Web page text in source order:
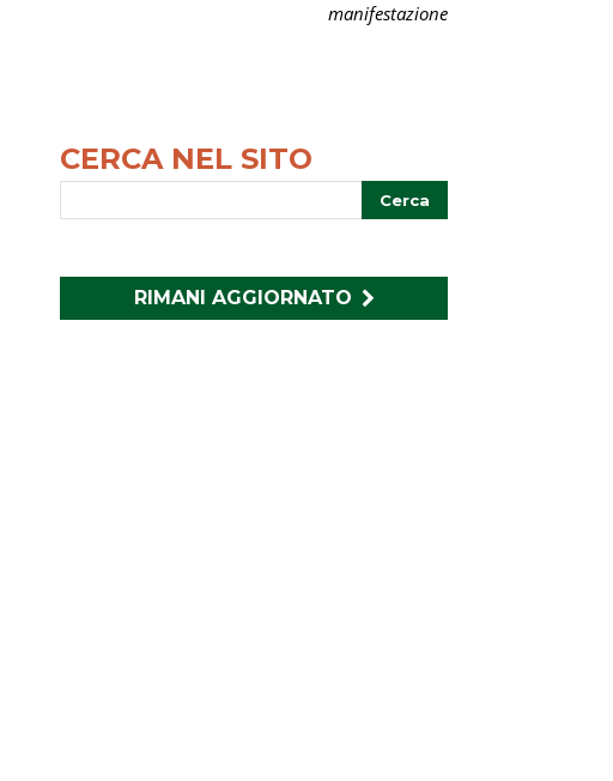
manifestazione
CERCA NEL SITO
RIMANI AGGIORNATO